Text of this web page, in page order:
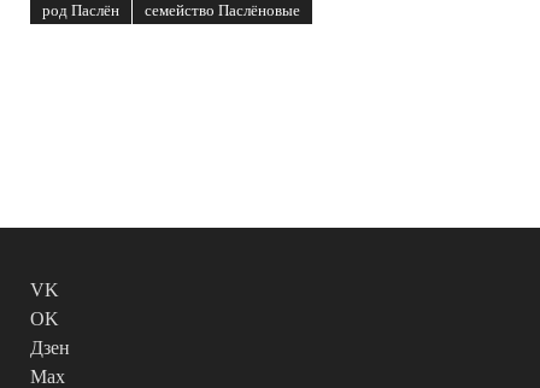
род Паслён
семейство Паслёновые
VK
OK
Дзен
Max